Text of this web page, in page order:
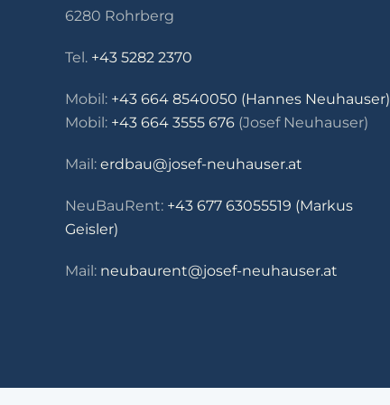
6280 Rohrberg
Tel. +43 5282 2370
Mobil: +43 664 8540050 (Hannes Neuhauser)
Mobil: +43 664 3555 676 (Josef Neuhauser)
Mail: erdbau@josef-neuhauser.at
NeuBauRent: +43 677 63055519 (Markus
Geisler)
Mail: neubaurent@josef-neuhauser.at